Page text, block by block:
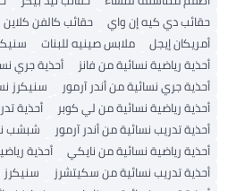
حقائب دي كيه إن واي
حقائب كالفن كلاين
أمريكان إيجل
ملابس صينيه للبنات
أحذية رياضية نسائية من فانز
أحذية جري
أحذية جري نسائية من أندر آرمور
سنيكرز
أحذية رياضية نسائية من لي كوبر
أحذية
أحذية تدريب نسائية من أندر آرمور
شبشب
أحذية رياضية نسائية من نايكي
أحذية
أحذية تدريب نسائية من سكيتشرز